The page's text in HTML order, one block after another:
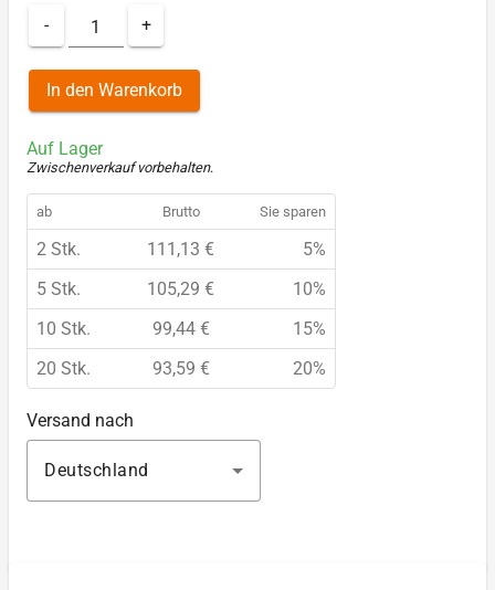
- +
In den Warenkorb
Auf Lager
Zwischenverkauf vorbehalten.
ab Brutto Sie sparen
2 Stk. 111,13 €
5%
5 Stk.
105,29 €
10%
10 Stk.
99,44 €
15%
20 Stk.
93,59 € 20%
Versand nach
Deutschland